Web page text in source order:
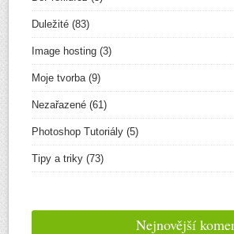
Duležité (83)
Image hosting (3)
Moje tvorba (9)
Nezařazené (61)
Photoshop Tutoriály (5)
Tipy a triky (73)
Nejnovější